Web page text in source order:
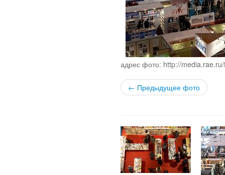
адрес фото: http://
← Предыдущее фото